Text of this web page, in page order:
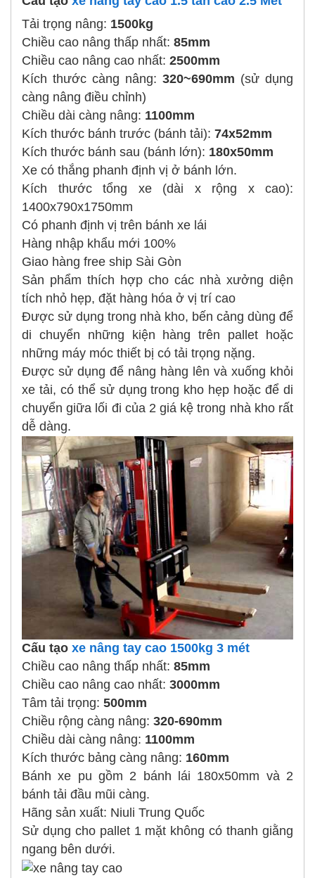
Tải trọng nâng: 1500kg
Chiều cao nâng thấp nhất: 85mm
Chiều cao nâng cao nhất: 2500mm
Kích thước càng nâng: 320~690mm (sử dụng
càng nâng điều chỉnh)
Chiều dài càng nâng: 1100mm
Kích thước bánh trước (bánh tải): 74x52mm
Kích thước bánh sau (bánh lớn): 180x50mm
Xe có thắng phanh định vị ở bánh lớn.
Kích thước tổng xe (dài x rộng x cao):
1400x790x1750mm
Có phanh định vị trên bánh xe lái
Hàng nhập khẩu mới 100%
Giao hàng free ship Sài Gòn
Sản phẩm thích hợp cho các nhà xưởng diện
tích nhỏ hẹp, đặt hàng hóa ở vị trí cao
Được sử dụng trong nhà kho, bến cảng dùng để
di chuyển những kiện hàng trên pallet hoặc
những máy móc thiết bị có tải trọng nặng.
Được sử dụng để nâng hàng lên và xuống khỏi
xe tải, có thể sử dụng trong kho hẹp hoặc để di
chuyển giữa lối đi của 2 giá kệ trong nhà kho rất
dễ dàng.
Cấu tạo xe nâng tay cao 1500kg 3 mét
Chiều cao nâng thấp nhất: 85mm
Chiều cao nâng cao nhất: 3000mm
Tâm tải trọng: 500mm
Chiều rộng càng nâng: 320-690mm
Chiều dài càng nâng: 1100mm
Kích thước bảng càng nâng: 160mm
Bánh xe pu gồm 2 bánh lái 180x50mm và 2
bánh tải đầu mũi càng.
Hãng sản xuất: Niuli Trung Quốc
Sử dụng cho pallet 1 mặt không có thanh giằng
ngang bên dưới.